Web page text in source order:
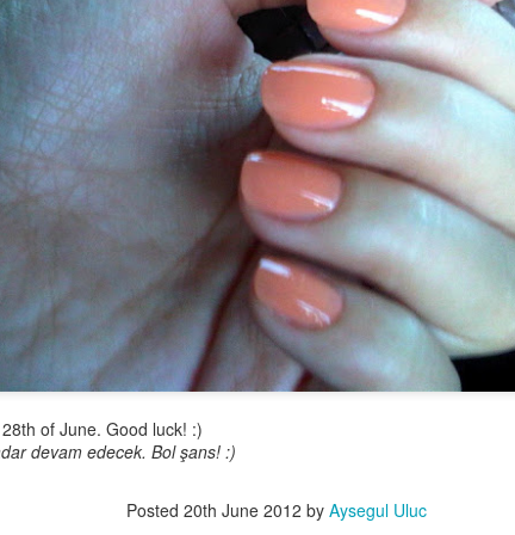
of June. Good luck! :)
devam edecek. Bol şans! :)
Posted 20th June 2012 by Aysegul Uluc
you save time of unpacking and repacking during your holidays or
trips. I tend to travel with a cabin size luggage for most of my
trips and now I become stressed even when I accidentally put
extra piece in my luggage and bring it back home unworn lol. Here
my tips for traveling light, packing light and feeling light...
Sonbahar Makyajı
Sonbahar bizlere kendini, düşen hava sıcaklığı ve turuncu
kahverengi bir doğa ile iyice belli etti. Bende hala Eylül başındaki
tatilimden kalan tatlı bir bronzluk mevcut. Bundan dolayı, kış
sevdiğim beyaz ten kırmızı/bordo dudaklara geçmeden
bronz ve doğal tonlarda makyajlarla bu mevsimin tadını
Siz de buna benzer bir makyaj yapmak isterseniz,
ürünlere mutlaka göz atın :)
Bougatsa - Selanik Böreği